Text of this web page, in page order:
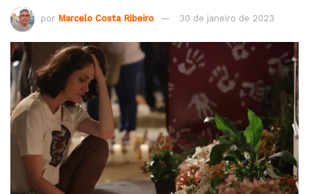
por Marcelo Costa Ribeiro 30 de janeiro de 2023